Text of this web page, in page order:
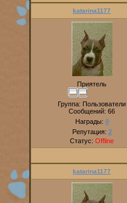
katarina1177
Приятель
Группа: Пользователи
Сообщений: 66
Награды: 0
Репутация: 2
Статус: Offline
katarina1177